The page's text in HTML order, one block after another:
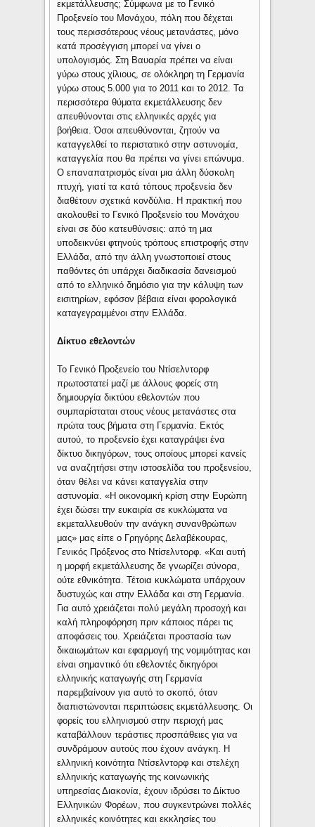
εκμετάλλευσης; Σύμφωνα με το Γενικό
Προξενείο του Μονάχου, πόλη που δέχεται
τους περισσότερους νέους μετανάστες, μόνο
κατά προσέγγιση μπορεί να γίνει ο
υπολογισμός. Στη Βαυαρία πρέπει να είναι
γύρω στους χίλιους, σε ολόκληρη τη Γερμανία
γύρω στους 5.000 για το 2011 και το 2012. Τα
περισσότερα θύματα εκμετάλλευσης δεν
απευθύνονται στις ελληνικές αρχές για
βοήθεια. Όσοι απευθύνονται, ζητούν να
καταγγελθεί το περιστατικό στην αστυνομία,
καταγγελία που θα πρέπει να γίνει επώνυμα.
Ο επαναπατρισμός είναι μια άλλη δύσκολη
πτυχή, γιατί τα κατά τόπους προξενεία δεν
διαθέτουν σχετικά κονδύλια. Η πρακτική που
ακολουθεί το Γενικό Προξενείο του Μονάχου
είναι σε δύο κατευθύνσεις: από τη μια
υποδεικνύει φτηνούς τρόπους επιστροφής στην
Ελλάδα, από την άλλη γνωστοποιεί στους
παθόντες ότι υπάρχει διαδικασία δανεισμού
από το ελληνικό δημόσιο για την κάλυψη των
εισιτηρίων, εφόσον βέβαια είναι φορολογικά
καταγεγραμμένοι στην Ελλάδα.
Δίκτυο εθελοντών
Το Γενικό Προξενείο του Ντίσελντορφ
πρωτοστατεί μαζί με άλλους φορείς στη
δημιουργία δικτύου εθελοντών που
συμπαρίσταται στους νέους μετανάστες στα
πρώτα τους βήματα στη Γερμανία. Εκτός
αυτού, το προξενείο έχει καταγράψει ένα
δίκτυο δικηγόρων, τους οποίους μπορεί κανείς
να αναζητήσει στην ιστοσελίδα του προξενείου,
όταν θέλει να κάνει καταγγελία στην
αστυνομία. «Η οικονομική κρίση στην Ευρώπη
έχει δώσει την ευκαιρία σε κυκλώματα να
εκμεταλλευθούν την ανάγκη συνανθρώπων
μας» μας είπε ο Γρηγόρης Δελαβέκουρας,
Γενικός Πρόξενος στο Ντίσελντορφ. «Και αυτή
η μορφή εκμετάλλευσης δε γνωρίζει σύνορα,
ούτε εθνικότητα. Τέτοια κυκλώματα υπάρχουν
δυστυχώς και στην Ελλάδα και στη Γερμανία.
Για αυτό χρειάζεται πολύ μεγάλη προσοχή και
καλή πληροφόρηση πριν κάποιος πάρει τις
αποφάσεις του. Χρειάζεται προστασία των
δικαιωμάτων και εφαρμογή της νομιμότητας και
είναι σημαντικό ότι εθελοντές δικηγόροι
ελληνικής καταγωγής στη Γερμανία
παρεμβαίνουν για αυτό το σκοπό, όταν
διαπιστώνονται περιπτώσεις εκμετάλλευσης. Οι
φορείς του ελληνισμού στην περιοχή μας
καταβάλλουν τεράστιες προσπάθειες για να
συνδράμουν αυτούς που έχουν ανάγκη. Η
ελληνική κοινότητα Ντίσελντορφ και στελέχη
ελληνικής καταγωγής της κοινωνικής
υπηρεσίας Διακονία, έχουν ιδρύσει το Δίκτυο
Ελληνικών Φορέων, που συγκεντρώνει πολλές
ελληνικές κοινότητες και εκκλησίες του